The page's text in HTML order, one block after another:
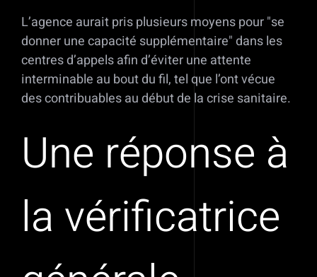
L’agence aurait pris plusieurs moyens pour se
donner une capacité supplémentaire dans les
centres d’appels afin d’éviter une attente
interminable au bout du fil, tel que l’ont vécue
des contribuables au début de la crise sanitaire.
Une réponse à
la vérificatrice